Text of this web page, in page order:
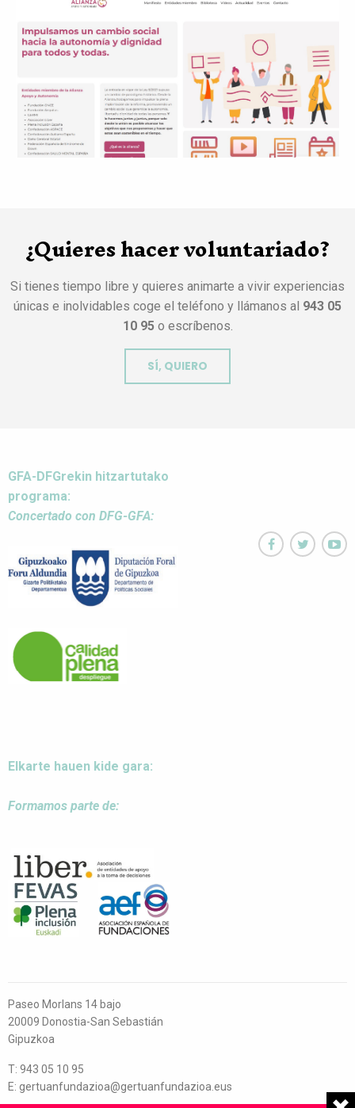
¿Quieres hacer voluntariado?
Si tienes tiempo libre y quieres animarte a vivir experiencias
únicas e inolvidables coge el teléfono y llámanos al 943 05
10 95 o escríbenos.
SÍ, QUIERO
GFA-DFGrekin hitzartutako
programa:
Concertado con DFG-GFA:
Elkarte hauen kide gara:
Formamos parte de:
  
Paseo Morlans 14 bajo
20009 Donostia-San Sebastián
Gipuzkoa
T: 943 05 10 95
E: gertuanfundazioa@gertuanfundazioa.eus